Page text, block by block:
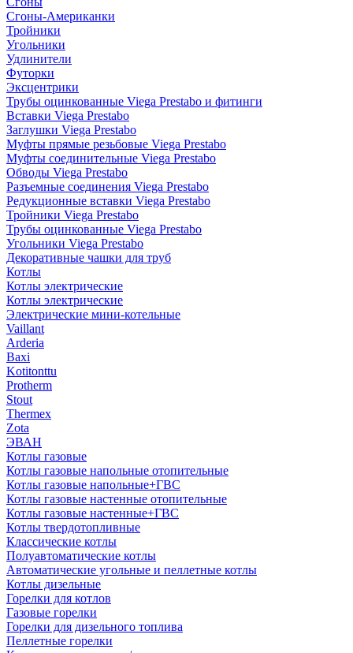
Сгоны-Американки
Тройники
Угольники
Удлинители
Футорки
Эксцентрики
Трубы оцинкованные Viega Prestabo и фитинги
Вставки Viega Prestabo
Заглушки Viega Prestabo
Муфты прямые резьбовые Viega Prestabo
Муфты соединительные Viega Prestabo
Обводы Viega Prestabo
Разъемные соединения Viega Prestabo
Редукционные вставки Viega Prestabo
Тройники Viega Prestabo
Трубы оцинкованные Viega Prestabo
Угольники Viega Prestabo
Декоративные чашки для труб
Котлы
Котлы электрические
Котлы электрические
Электрические мини-котельные
Vaillant
Arderia
Baxi
Kotitonttu
Protherm
Stout
Thermex
Zota
ЭВАН
Котлы газовые
Котлы газовые напольные отопительные
Котлы газовые напольные+ГВС
Котлы газовые настенные отопительные
Котлы газовые настенные+ГВС
Котлы твердотопливные
Классические котлы
Полуавтоматические котлы
Автоматические угольные и пеллетные котлы
Котлы дизельные
Горелки для котлов
Газовые горелки
Горелки для дизельного топлива
Пеллетные горелки